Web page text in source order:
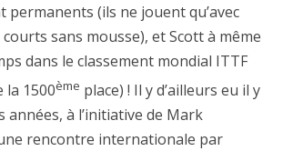
permanents (ils ne jouent qu’avec
sans mousse), et Scott à même
dans le classement mondial ITTF
la 1500ème place) ! Il y d’ailleurs eu il y
années, à l’initiative de Mark
rencontre internationale par